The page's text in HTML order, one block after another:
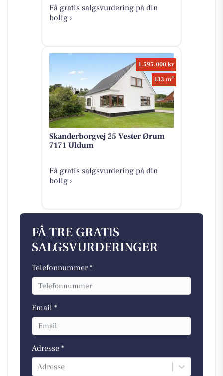
Få gratis salgsvurdering på din
bolig ›
1.595.000 kr
133 m2
Skanderborgvej 25 Vester Ørum
7171 Uldum
Få gratis salgsvurdering på din
bolig ›
FÅ TRE GRATIS
SALGSVURDERINGER
Telefonnummer *
Email *
Adresse *
Adresse